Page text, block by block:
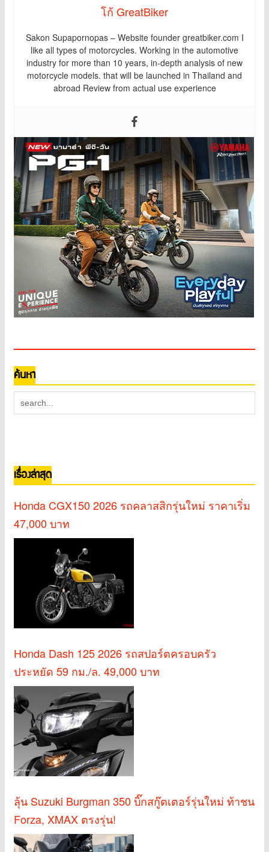
โก้ GreatBiker
Sakon Supapornopas – Website founder greatbiker.com I
like all types of motorcycles. Working in the automotive
industry for more than 10 years, in-depth analysis of new
motorcycle models. that will be launched in Thailand and
abroad Review from actual use experience
ค้นหา
เรื่องล่าสุด
Honda CGX150 2026 รถคลาสสิกรุ่นใหม่ ราคาเริ่ม
47,000 บาท
Honda Dash 125 2026 รถสปอร์ตครอบครัว
ประหยัด 59 กม./ล. 49,000 บาท
ลุ้น Suzuki Burgman 350 บิ๊กสกู๊ตเตอร์รุ่นใหม่ ท้าชน
Forza, XMAX ตรงรุ่น!